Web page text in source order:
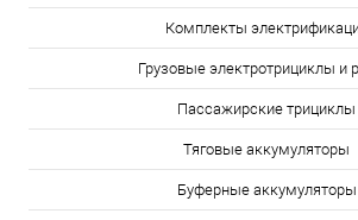
Комплекты
Грузовые электротрициклы и
Пассажирские трициклы
Тяговые аккумуляторы
Буферные аккумуляторы